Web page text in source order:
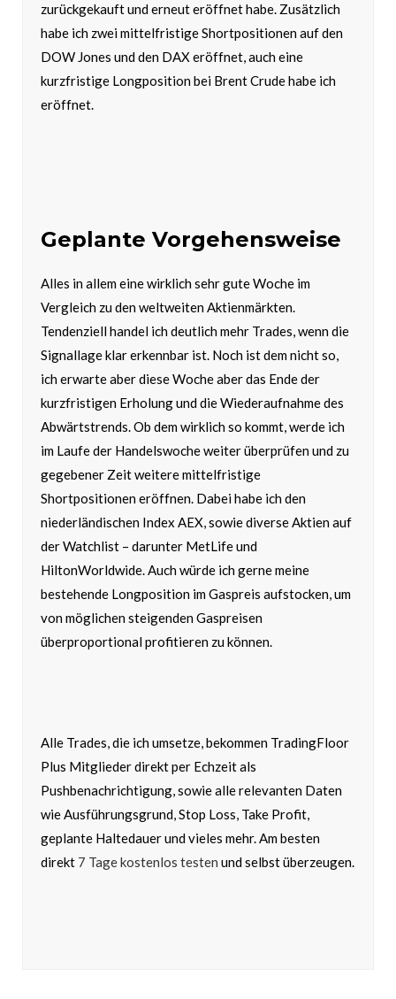
zurückgekauft und erneut eröffnet habe. Zusätzlich
habe ich zwei mittelfristige Shortpositionen auf den
DOW Jones und den DAX eröffnet, auch eine
kurzfristige Longposition bei Brent Crude habe ich
eröffnet.
Geplante Vorgehensweise
Alles in allem eine wirklich sehr gute Woche im
Vergleich zu den weltweiten Aktienmärkten.
Tendenziell handel ich deutlich mehr Trades, wenn die
Signallage klar erkennbar ist. Noch ist dem nicht so,
ich erwarte aber diese Woche aber das Ende der
kurzfristigen Erholung und die Wiederaufnahme des
Abwärtstrends. Ob dem wirklich so kommt, werde ich
im Laufe der Handelswoche weiter überprüfen und zu
gegebener Zeit weitere mittelfristige
Shortpositionen eröffnen. Dabei habe ich den
niederländischen Index AEX, sowie diverse Aktien auf
der Watchlist – darunter MetLife und
HiltonWorldwide. Auch würde ich gerne meine
bestehende Longposition im Gaspreis aufstocken, um
von möglichen steigenden Gaspreisen
überproportional profitieren zu können.
Alle Trades, die ich umsetze, bekommen TradingFloor
Plus Mitglieder direkt per Echzeit als
Pushbenachrichtigung, sowie alle relevanten Daten
wie Ausführungsgrund, Stop Loss, Take Profit,
geplante Haltedauer und vieles mehr. Am besten
direkt 7 Tage kostenlos testen und selbst überzeugen.